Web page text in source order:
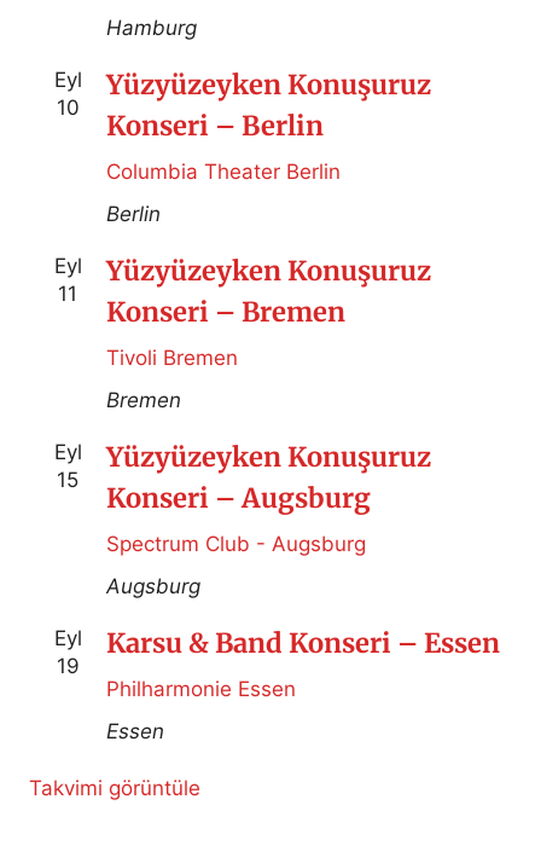
Hamburg
Eyl
10
Yüzyüzeyken Konuşuruz
Konseri – Berlin
Columbia Theater Berlin
Berlin
Eyl
11
Yüzyüzeyken Konuşuruz
Konseri – Bremen
Tivoli Bremen
Bremen
Eyl
15
Yüzyüzeyken Konuşuruz
Konseri – Augsburg
Spectrum Club - Augsburg
Augsburg
Eyl
19
Karsu & Band Konseri – Essen
Philharmonie Essen
Essen
Takvimi görüntüle